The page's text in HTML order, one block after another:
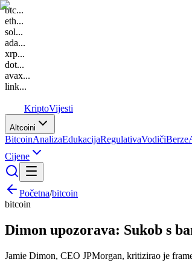
btc...
eth...
sol...
ada...
xrp...
dot...
avax...
link...
KriptoVijesti
Altcoini
BitcoinAnalizaEdukacijaRegulativaVodičiBerze
Cijene
Početna/bitcoin
bitcoin
Dimon upozorava: Sukob s
Jamie Dimon, CEO JPMorgan, kritizirao je